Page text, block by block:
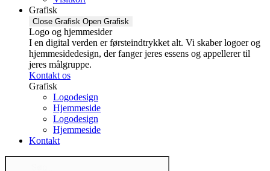
Grafisk
Close Grafisk Open Grafisk
Logo og hjemmesider
I en digital verden er førsteindtrykket alt. Vi skaber logoer og
hjemmesidedesign, der fanger jeres essens og appellerer til
jeres målgruppe.
Kontakt os
Grafisk
Logodesign
Hjemmeside
Logodesign
Hjemmeside
Kontakt
Products